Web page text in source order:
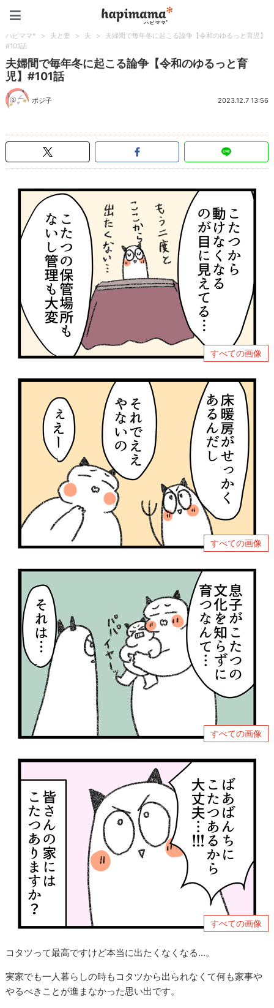
ハピママ* > 夫と妻 > 夫 >
夫婦間で毎年冬に起こる論争【令和のゆるっと育児】
#101話
夫婦間で毎年冬に起こる論争【令和のゆるっと育
児】#101話
ポジ子 2023.12.7 13:56
すべての画像
すべての画像
すべての画像
すべての画像
コタツって最高ですけど本当に出たくなくなる…。
実家でも一人暮らしの時もコタツから出られなくて何も家事や
やるべきことが進まなかった思い出です。